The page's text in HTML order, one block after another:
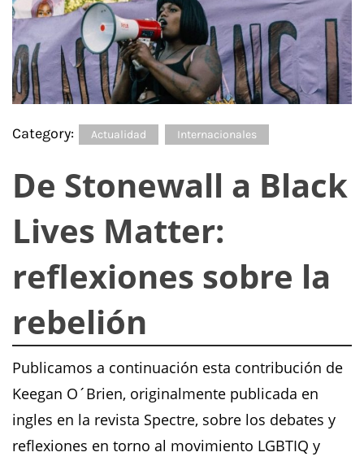
Category: Actualidad Internacionales
De Stonewall a Black
Lives Matter:
reflexiones sobre la
rebelión
Publicamos a continuación esta contribución de
Keegan O´Brien, originalmente publicada en
ingles en la revista Spectre, sobre los debates y
reflexiones en torno al movimiento LGBTIQ y